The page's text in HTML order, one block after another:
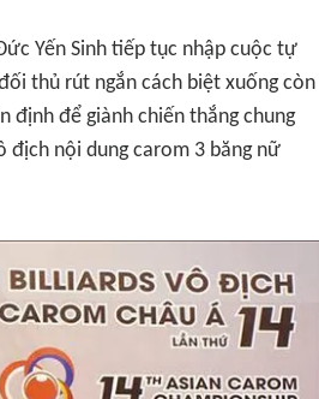
Yến Sinh tiếp tục nhập cuộc tự
thủ rút ngắn cách biệt xuống còn
định để giành chiến thắng chung
địch nội dung carom 3 băng nữ